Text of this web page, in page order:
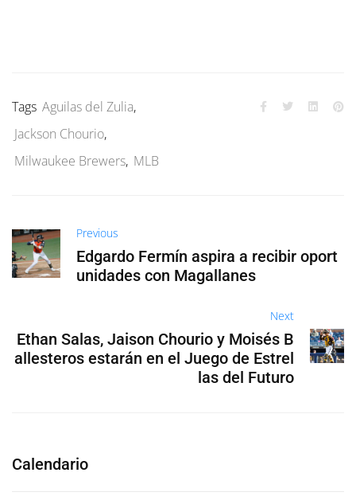
Tags Aguilas del Zulia,
Jackson Chourio,
Milwaukee Brewers, MLB
Previous
Edgardo Fermín aspira a recibir oport
unidades con Magallanes
Next
Ethan Salas, Jaison Chourio y Moisés B
allesteros estarán en el Juego de Estrel
las del Futuro
Calendario